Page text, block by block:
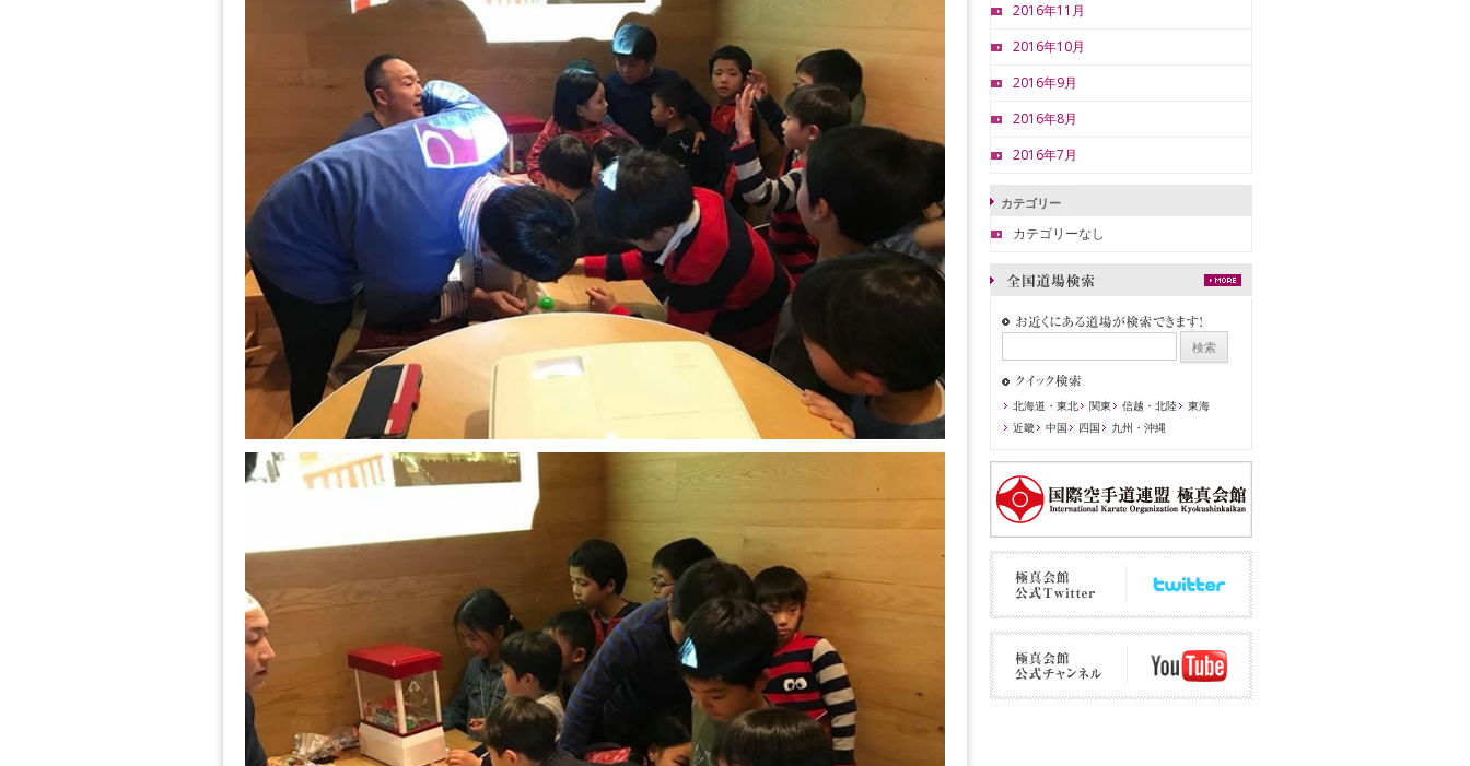
2016年11月
2016年10月
2016年9月
2016年8月
2016年7月
カテゴリー
カテゴリーなし
北海道・東北 関東 信越・北陸
東海
近畿
中国 四国 九州・沖縄